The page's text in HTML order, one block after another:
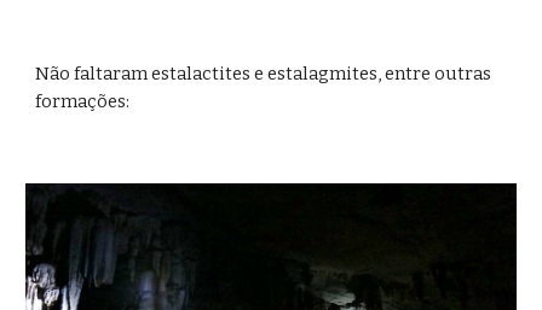
Não faltaram estalactites e estalagmites, entre outras
formações: